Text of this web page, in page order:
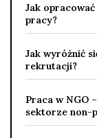
Jak
pracy?
Jak wyróżnić
rekrutacji?
Praca w NGO
sektorze non-